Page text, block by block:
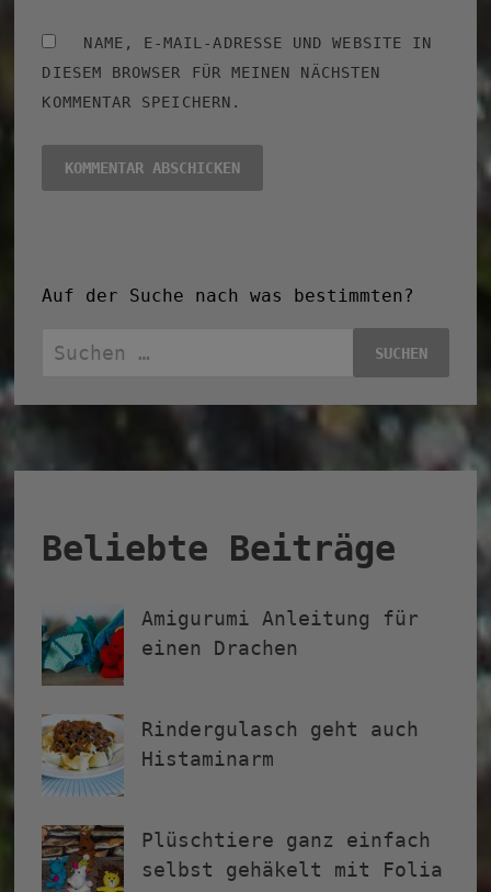
NAME, E-MAIL-ADRESSE UND WEBSITE IN
DIESEM BROWSER FÜR MEINEN NÄCHSTEN
KOMMENTAR SPEICHERN.
Auf der Suche nach was bestimmten?
Suchen
Beliebte Beiträge
Amigurumi Anleitung für
einen Drachen
Rindergulasch geht auch
Histaminarm
Plüschtiere ganz einfach
selbst gehäkelt mit Folia